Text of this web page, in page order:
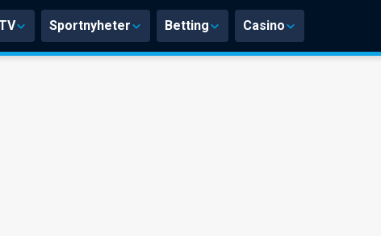
Sportnyheter Betting Casino